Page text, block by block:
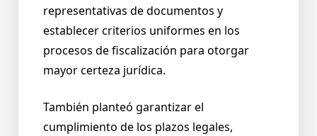
representativas de documentos y
establecer criterios uniformes en los
procesos de fiscalización para otorgar
mayor certeza jurídica.
También planteó garantizar el
cumplimiento de los plazos legales,